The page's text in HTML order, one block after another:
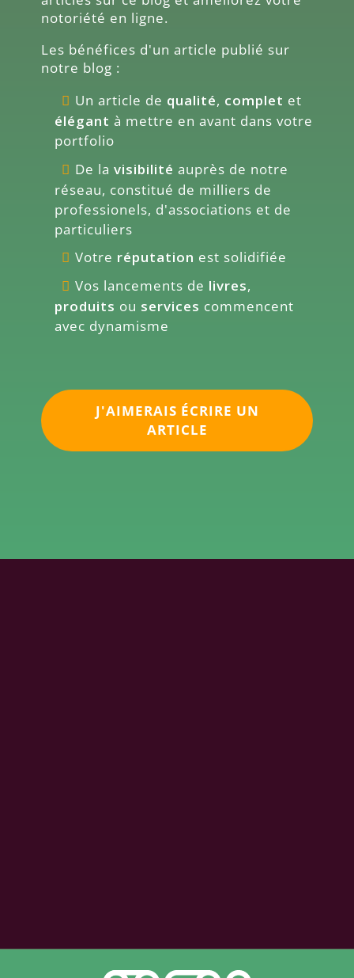
notoriété en ligne.
Les bénéfices d'un article publié sur
notre blog :
Un article de qualité, complet et
élégant à mettre en avant dans votre
portfolio
De lavisibilité auprès de notre
réseau, constitué de milliers de
professionels, d'associations et de
particuliers
Votre réputation est solidifiée
Vos lancements de livres,
produits ou services commencent
avec dynamisme
J'AIMERAIS ÉCRIRE UN
ARTICLE